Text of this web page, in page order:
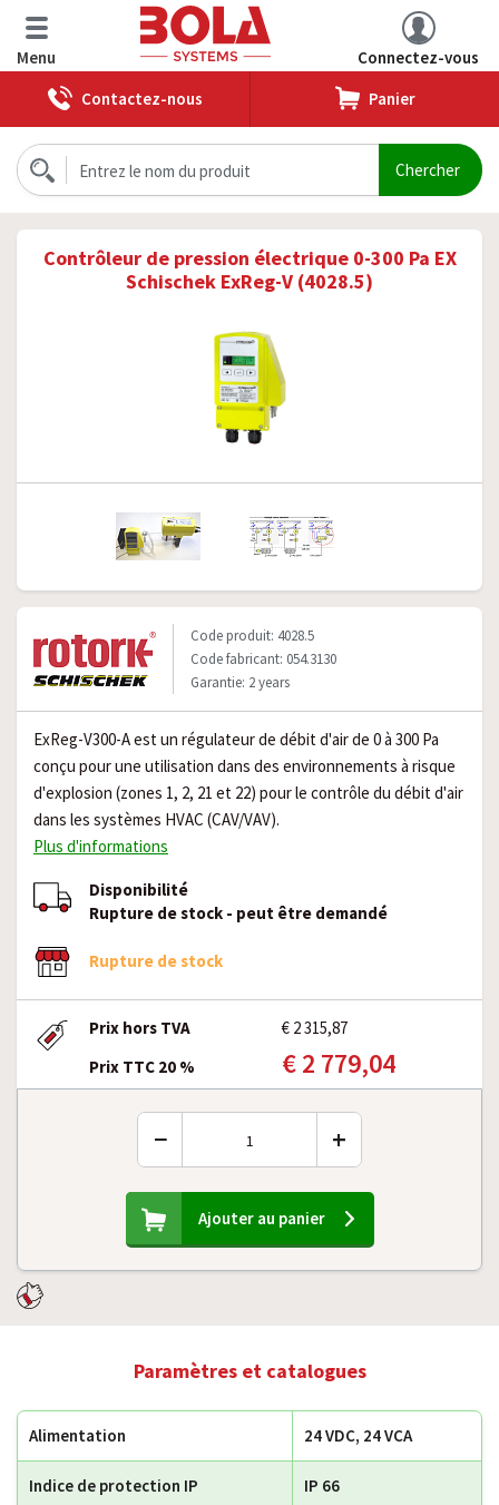
Menu
Connectez-vous
Contactez-nous
Panier
Contrôleur de pression électrique 0-300 Pa EX
Schischek ExReg-V (4028.5)
Code produit: 4028.5
Code fabricant: 054.3130
Garantie: 2 years
ExReg-V300-A est un régulateur de débit d'air de 0 à 300 Pa
conçu pour une utilisation dans des environnements à risque
d'explosion (zones 1, 2, 21 et 22) pour le contrôle du débit d'air
dans les systèmes HVAC (CAV/VAV).
Plus d'informations
Disponibilité
Rupture de stock - peut être demandé
Rupture de stock
Prix hors TVA
€ 2 315,87
Prix TTC 20 %
€ 2 779,04
− +
Ajouter au panier
Paramètres et catalogues
Alimentation 24 VDC, 24 VCA
Indice de protection IP IP 66